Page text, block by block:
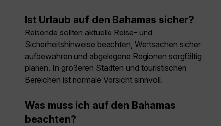
Ist Urlaub auf den Bahamas sicher?
Reisende sollten aktuelle Reise- und
Sicherheitshinweise beachten, Wertsachen sicher
aufbewahren und abgelegene Regionen sorgfältig
planen. In größeren Städten und touristischen
Bereichen ist normale Vorsicht sinnvoll.
Was muss ich auf den Bahamas
beachten?